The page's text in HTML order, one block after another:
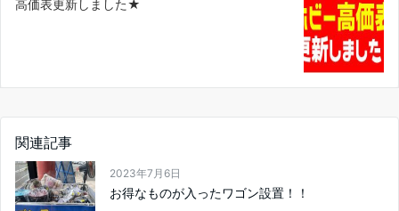
高価表更新しました★
関連記事
2023年7月6日
お得なものが入ったワゴン設置！！